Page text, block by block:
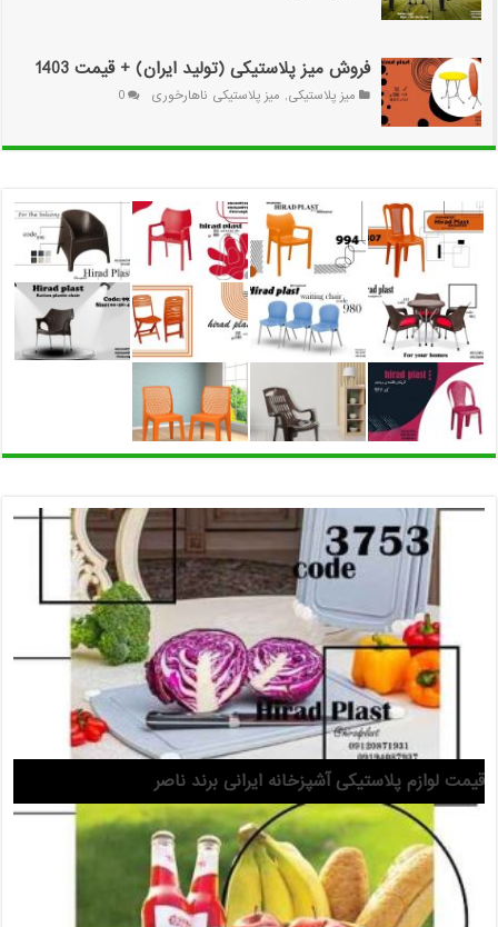
فروش میز پلاستیکی (تولید ایران) + قیمت 1403
میز پلاستیکی, میز پلاستیکی ناهارخوری 0
قیمت لوازم پلاستیکی آشپزخانه ایرانی برند ناصر